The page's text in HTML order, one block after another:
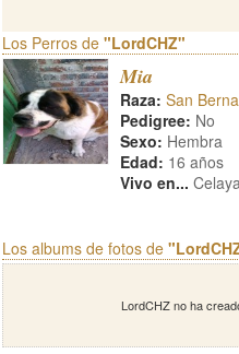
Los Perros de "LordCHZ"
Mia
Raza: San
Pedigree: No
Sexo: Hembra
Edad: 16 años
Vivo en...
Los albums de fotos de
LordCHZ no ha